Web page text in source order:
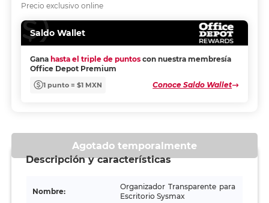
Precio exclusivo online
Saldo Wallet
Gana hasta el triple de puntos con nuestra membresía
Office Depot Premium
1 punto = $1 MXN Conoce Saldo Wallet
Agotado temporalmente
Descripción y características
Nombre:
Organizador Transparente para
Escritorio Sysmax